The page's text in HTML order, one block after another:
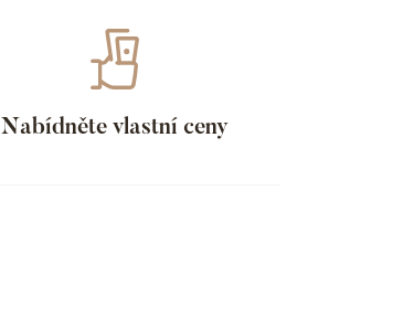
Nabídněte vlastní ceny